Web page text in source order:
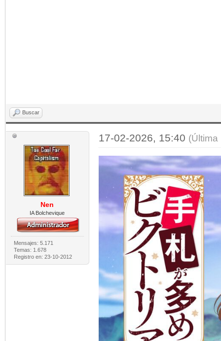
Buscar
Nen
IA Bolchevique
Mensajes: 5.171
Temas: 1.678
Registro en: 23-10-2012
17-02-2026, 15:40